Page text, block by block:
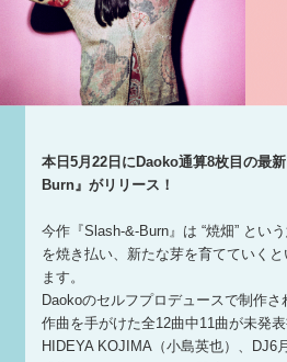
本日5月22日にDaoko通算8枚目の最
Burn』がリリース！
今作『Slash-&-Burn』は “焼畑” とい
を焼き払い、新たな芽を育てていく
ます。
Daokoのセルフプロデュースで制作
作曲を手がけた全12曲中11曲が未発表
HIDEYA KOJIMA（小島英也）、DJ6